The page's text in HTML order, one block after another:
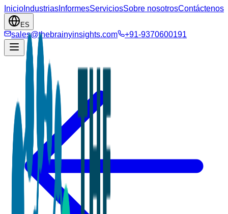
Inicio Industrias InformesServiciosSobre nosotrosContáctenos
ES
sales@thebrainyinsights.com +91-9370600191